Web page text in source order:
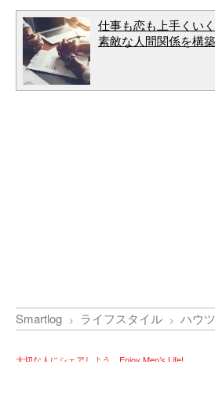
仕事も恋も上手くい
素敵な人間関係を構
Smartlog ライフスタイル ハウ
大切な人にシェアしよう。Enjoy Men’s Life!